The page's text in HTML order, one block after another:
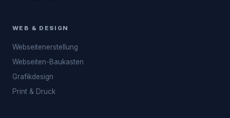
WEB & DESIGN
Webseitenerstellung
Webseiten-Baukasten
Grafikdesign
Print & Druck